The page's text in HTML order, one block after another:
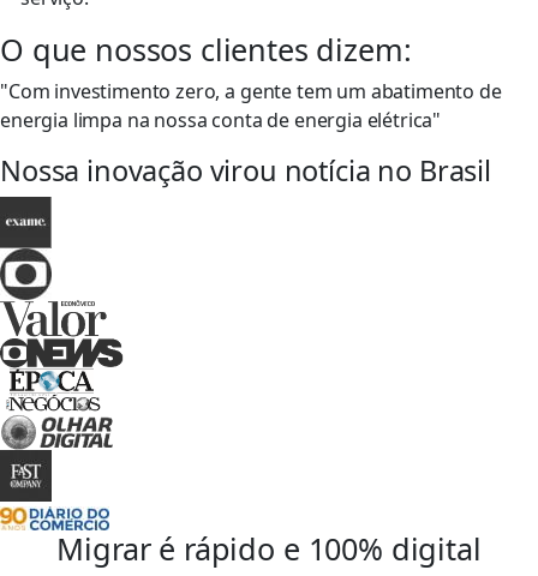
O que nossos clientes dizem:
"Com investimento zero, a gente tem um abatimento de
energia limpa na nossa conta de energia elétrica"
Nossa inovação virou notícia no Brasil
Migrar é rápido e 100% digital